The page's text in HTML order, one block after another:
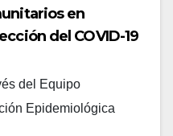
en
del COVID-19
del Equipo
Epidemiológica